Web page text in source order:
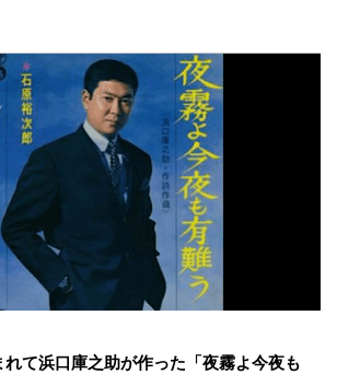
て浜口庫之助が作った「夜霧よ今夜も